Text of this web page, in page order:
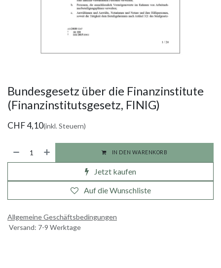
Bundesgesetz über die Finanzinstitute
(Finanzinstitutsgesetz, FINIG)
CHF4,10(inkl. Steuern)
IN DEN WARENKORB
Jetzt kaufen
Auf die Wunschliste
Allgemeine Geschäftsbedingungen
Versand: 7-9 Werktage